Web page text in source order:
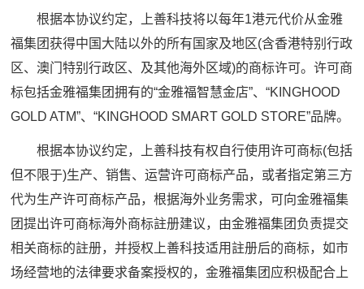
根据本协议约定，上善科技将以每年1港元代价从金雅
福集团获得中国大陆以外的所有国家及地区(含香港特别行政
区、澳门特别行政区、及其他海外区域)的商标许可。许可商
标包括金雅福集团拥有的“金雅福智慧金店”、“KINGHOOD
GOLD ATM”、“KINGHOOD SMART GOLD STORE”品牌。
根据本协议约定，上善科技有权自行使用许可商标(包括
但不限于)生产、销售、运营许可商标产品，或者指定第三方
代为生产许可商标产品，根据海外业务需求，可向金雅福集
团提出许可商标海外商标註册建议，由金雅福集团负责提交
相关商标的註册，并授权上善科技适用註册后的商标，如市
场经营地的法律要求备案授权的，金雅福集团应积极配合上